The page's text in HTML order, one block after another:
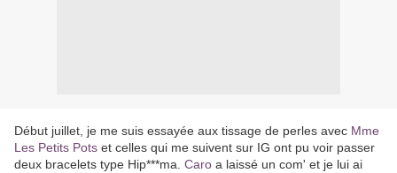
Début juillet, je me suis essayée aux tissage de perles avec Mme
Les Petits Pots et celles qui me suivent sur IG ont pu voir passer
deux bracelets type Hip***ma. Caro a laissé un com' et je lui ai